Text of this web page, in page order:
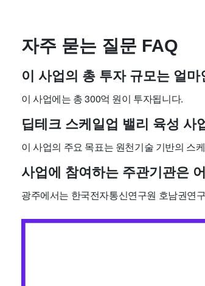
자주 묻는 질문 FAQ
이 사업의 총 투자 규모는 얼마
이 사업에는 총 300억 원이 투자됩니다.
딥테크 스케일업 밸리 육성 사
이 사업의 주요 목표는 원천기술 기반의 스
사업에 참여하는 주관기관은
광주에서는 한국전자통신연구원 호남권연